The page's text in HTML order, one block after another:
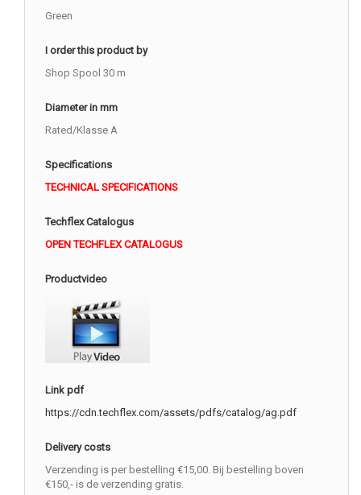
Green
I order this product by
Shop Spool 30 m
Diameter in mm
Rated/Klasse A
Specifications
TECHNICAL SPECIFICATIONS
Techflex Catalogus
OPEN TECHFLEX CATALOGUS
Productvideo
Link pdf
https://cdn.techflex.com/assets/pdfs/catalog/ag.pdf
Delivery costs
Verzending is per bestelling €15,00. Bij bestelling boven
€150,- is de verzending gratis.